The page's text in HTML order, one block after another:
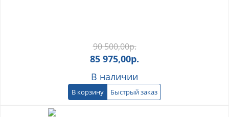
90 500,00р.
85 975,00р.
В наличии
В корзину Быстрый заказ